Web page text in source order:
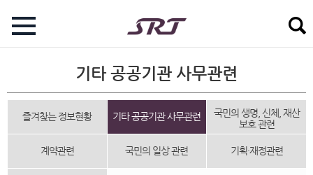
기타 공공기관 사무관련
즐겨찾는 정보현황 기타 공공기관 사무관련
국민의 생명, 신체, 재산
보호 관련
계약관련 국민의 일상 관련 기획·재정관련